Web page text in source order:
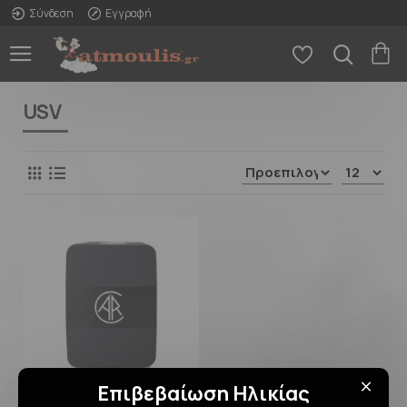
Επιβεβαίωση Ηλικίας
Σύνδεση Εγγραφή
USV